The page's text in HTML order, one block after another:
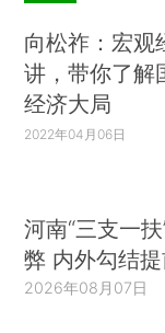
向松祚：宏观
讲，带你了解
经济大局
2022年04月06日
河南“三支一
弊 内外勾结
2026年08月07日